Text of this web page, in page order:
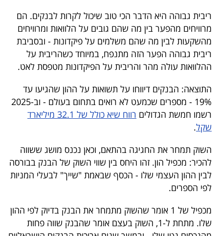
פרסמו
באייס
עקבו
ריבית גבוהה היא הדבר הכי טוב שיכול לקרות לבנקים. הם
מרוויחים מהפער בין מה שהם גובים על הלוואות ומרוויחים
מהשקעות לבין מה שהם משלמים על פיקדונות - ובסביבת
ריבית גבוהה הפער הזה מתנפח, במיוחד כשהריבית על
ההלוואות עולה מהר והריבית על הפיקדונות מטפסת לאט.
התוצאה: הבנקים דיווחו על תשואות על ההון שהגיעו עד
19% - מספרים שכמעט לא רואים בתחום בעולם - וב-2025
רשמו חמשת הגדולים
רווח שיא כולל של 32.1 מיליארד
שקל.
השוק תמחר את החגיגה בהתאם, וכאן נכנס מושג ששווה
להכיר: מכפיל הון. זהו היחס בין שווי השוק של הבנק בבורסה
לבין ההון העצמי שלו - הכסף שבאמת "שייך" לבעלי המניות
לפי הספרים.
מכפיל של 1 אומר שהשוק מתמחר את הבנק בדיוק לפי ההון
שלו. מתחת ל-1, השוק בעצם אומר שהבנק שווה פחות